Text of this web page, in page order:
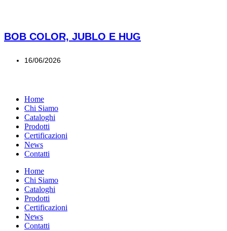
BOB COLOR, JUBLO E HUG
16/06/2026
Home
Chi Siamo
Cataloghi
Prodotti
Certificazioni
News
Contatti
Home
Chi Siamo
Cataloghi
Prodotti
Certificazioni
News
Contatti